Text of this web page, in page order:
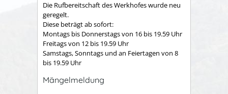
Die Rufbereitschaft des Werkhofes wurde neu
geregelt.
Diese beträgt ab sofort:
Montags bis Donnerstags von 16 bis 19.59 Uhr
Freitags von 12 bis 19.59 Uhr
Samstags, Sonntags und an Feiertagen von 8
bis 19.59 Uhr
Mängelmeldung